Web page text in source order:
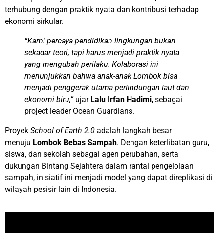
terhubung dengan praktik nyata dan kontribusi terhadap
ekonomi sirkular.
“Kami percaya pendidikan lingkungan bukan
sekadar teori, tapi harus menjadi praktik nyata
yang mengubah perilaku. Kolaborasi ini
menunjukkan bahwa anak-anak Lombok bisa
menjadi penggerak utama perlindungan laut dan
ekonomi biru,”ujar Lalu Irfan Hadimi, sebagai
project leader Ocean Guardians.
Proyek School of Earth 2.0 adalah langkah besar
menuju Lombok Bebas Sampah. Dengan keterlibatan guru,
siswa, dan sekolah sebagai agen perubahan, serta
dukungan Bintang Sejahtera dalam rantai pengelolaan
sampah, inisiatif ini menjadi model yang dapat direplikasi di
wilayah pesisir lain di Indonesia.